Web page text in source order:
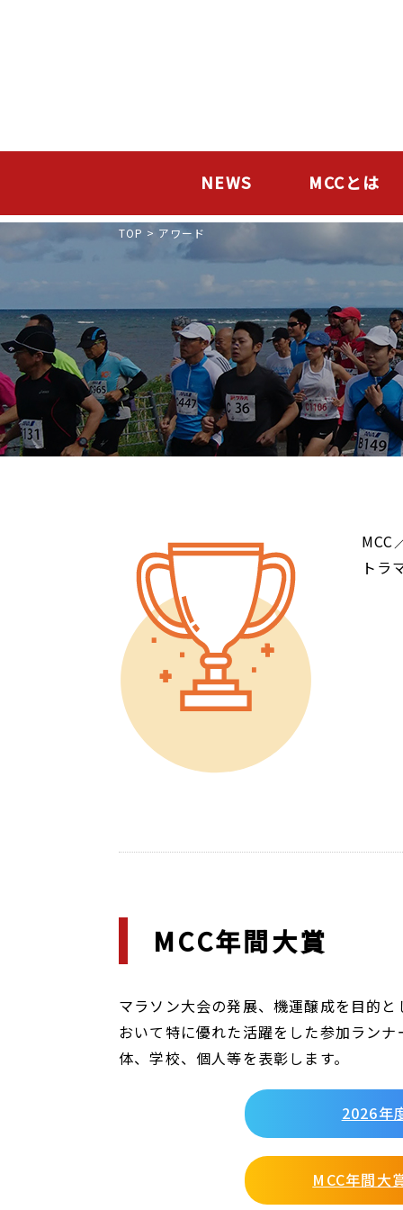
NEWS MCCとは
TOP > アワード
MCC
トラ
MCC年間大賞
マラソン大会の発展、機運醸成を目的
おいて特に優れた活躍をした参加ラン
体、学校、個人等を表彰します。
2026年
MCC年間大